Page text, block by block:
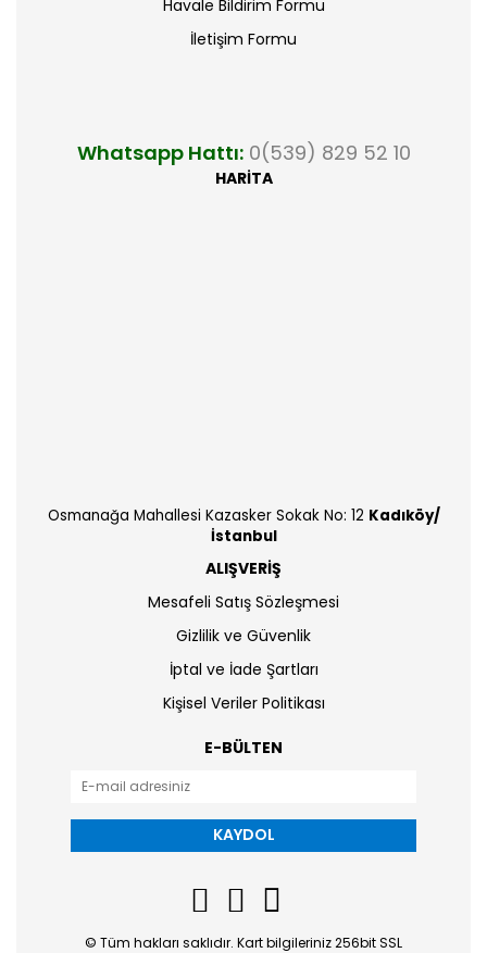
Havale Bildirim Formu
İletişim Formu
Whatsapp Hattı: 0(539) 829 52 10
HARİTA
Osmanağa Mahallesi Kazasker Sokak No: 12 Kadıköy/
İstanbul
ALIŞVERİŞ
Mesafeli Satış Sözleşmesi
Gizlilik ve Güvenlik
İptal ve İade Şartları
Kişisel Veriler Politikası
E-BÜLTEN
KAYDOL
© Tüm hakları saklıdır. Kart bilgileriniz 256bit SSL